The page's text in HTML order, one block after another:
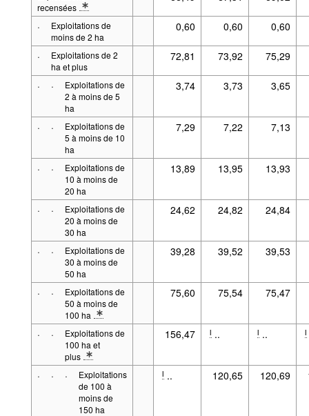
recensées
* Note Classe de grandeur 2: Définitions : Exploitation agricole
·
Exploitations de
moins de 2 ha
0,60 0,60 0,60
·
Exploitations de 2
ha et plus
72,81 73,92 75,29
· ·
Exploitations de
2 à moins de 5
ha
3,74 3,73 3,65
· ·
Exploitations de
5 à moins de 10
ha
7,29 7,22 7,13
· ·
Exploitations de
10 à moins de
20 ha
13,89 13,95 13,93
· ·
Exploitations de
20 à moins de
30 ha
24,62 24,82 24,84
· ·
Exploitations de
30 à moins de
50 ha
39,28 39,52 39,53
· ·
Exploitations de
50 à moins de
100 ha
* Note Classe de grandeur 2: 1907: Y compris les exploitations
75,60 75,54 75,47
· ·
Exploitations de
100 ha et
plus
* Note Classe de grandeur 2: Y compris les exploitations de 100
156,47 l .. l .. l
· · ·
Exploitations
de 100 à
moins de
150 ha
l .. 120,65 120,69